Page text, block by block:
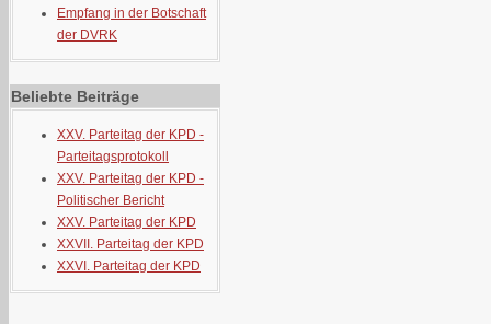
Empfang in der Botschaft
der DVRK
Beliebte Beiträge
XXV. Parteitag der KPD -
Parteitagsprotokoll
XXV. Parteitag der KPD -
Politischer Bericht
XXV. Parteitag der KPD
XXVII. Parteitag der KPD
XXVI. Parteitag der KPD